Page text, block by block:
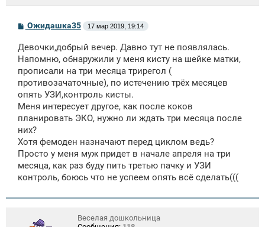
С
о
б
щ
н
и
е
Ожидашка35 17 мар 2019, 19:14
Девочки,добрый вечер. Давно тут не появлялась.
Напомню, обнаружили у меня кисту на шейке матки,
прописали на три месяца трирегол (
противозачаточные), по истечению трёх месяцев
опять УЗИ,контроль кисты.
Меня интересует другое, как после коков
планировать ЭКО, нужно ли ждать три месяца после
них?
Хотя фемоден назначают перед циклом ведь?
Просто у меня муж придет в начале апреля на три
месяца, как раз буду пить третью пачку и УЗИ
контроль, боюсь что не успеем опять всё сделать(((
Веселая дошкольница